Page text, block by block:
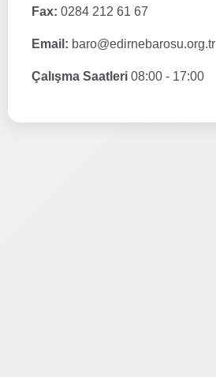
Fax: 0284 212 61 67
Email: baro@edirnebarosu.org.tr
Çalışma Saatleri 08:00 - 17:00